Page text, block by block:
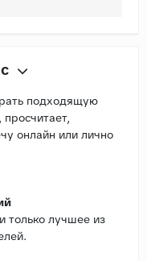
подходящую
онлайн или лично
только лучшее из